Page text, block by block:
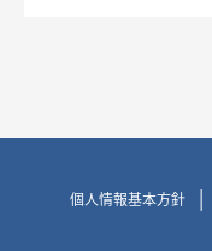
個人情報基本方針